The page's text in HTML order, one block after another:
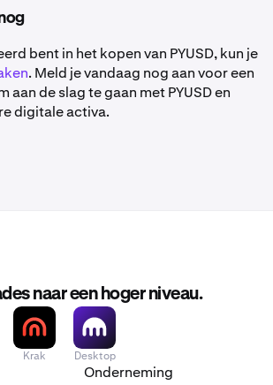
bent in het kopen van PYUSD, kun je
. Meld je vandaag nog aan voor een
aan de slag te gaan met PYUSD en
digitale activa.
naar een hoger niveau.
Krak Desktop
Onderneming